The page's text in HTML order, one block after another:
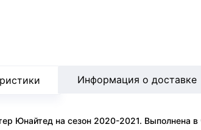
Юнайтед на сезон 2020-2021. Выполнена
Информация о доставке